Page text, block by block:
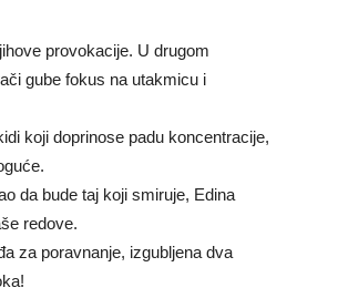
provokacije. U drugom
gube fokus na utakmicu i
koji doprinose padu koncentracije,
da bude taj koji smiruje, Edina
redove.
za poravnanje, izgubljena dva